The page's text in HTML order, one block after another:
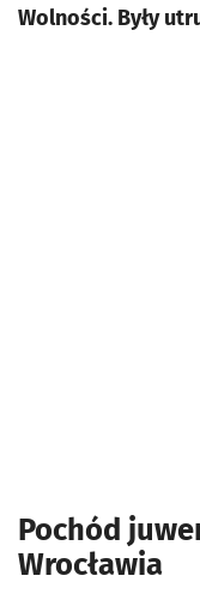
Wolności. Były
Pochód
Wrocławia